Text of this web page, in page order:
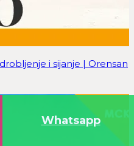
i sijanje | Orensan
Whatsapp